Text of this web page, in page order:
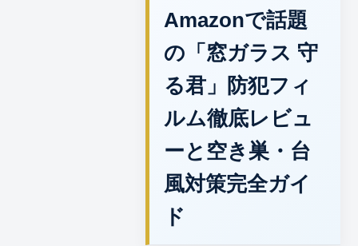
Amazonで話題
の「窓ガラス 守
る君」防犯フィ
ルム徹底レビュ
ーと空き巣・台
風対策完全ガイ
ド